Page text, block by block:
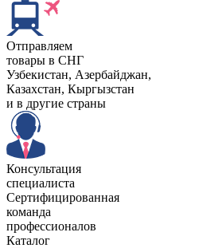
Отправляем
товары в СНГ
Узбекистан, Aзербайджан,
Казахстан, Кыргызстан
и в другие страны
Консультация
специалиста
Сертифицированная
команда
профессионалов
Каталог